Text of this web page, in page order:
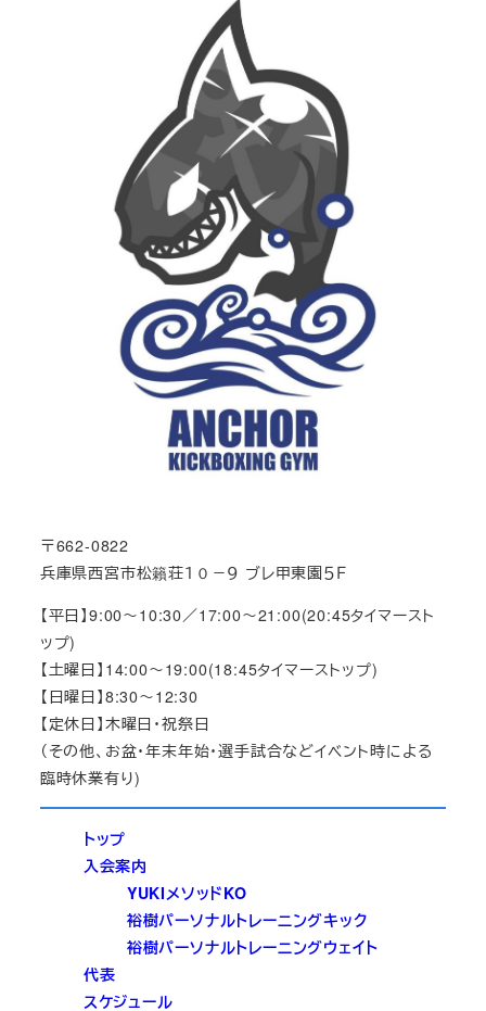
〒662-0822
兵庫県西宮市松籟荘１０－９ ブレ甲東園５Ｆ
【平日】9:00～10:30／17:00～21:00(20:45タイマースト
ップ)
【土曜日】14:00～19:00(18:45タイマーストップ)
【日曜日】8:30～12:30
【定休日】木曜日・祝祭日
（その他、お盆・年末年始・選手試合などイベント時による
臨時休業有り)
トップ
入会案内
YUKIメソッドKO
裕樹パーソナルトレーニングキック
裕樹パーソナルトレーニングウェイト
代表
スケジュール